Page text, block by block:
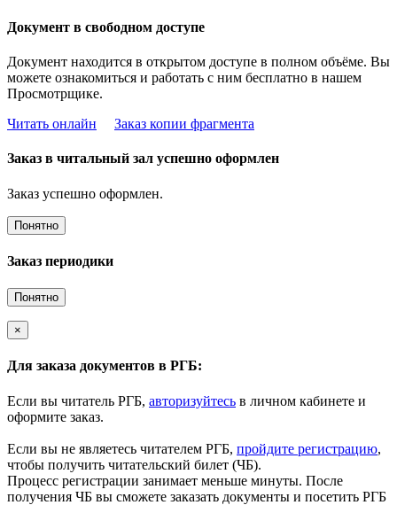
Документ в свободном доступе
Документ находится в открытом доступе в полном объёме. Вы
можете ознакомиться и работать с ним бесплатно в нашем
Просмотрщике.
Читать онлайн
Заказ копии фрагмента
Заказ в читальный зал успешно оформлен
Заказ успешно оформлен.
Понятно
Заказ периодики
Понятно
×
Для заказа документов в РГБ:
Если вы читатель РГБ, авторизуйтесь в личном кабинете и
оформите заказ.
Если вы не являетесь читателем РГБ, пройдите регистрацию,
чтобы получить читательский билет (ЧБ).
Процесс регистрации занимает меньше минуты. После
получения ЧБ вы сможете заказать документы и посетить РГБ